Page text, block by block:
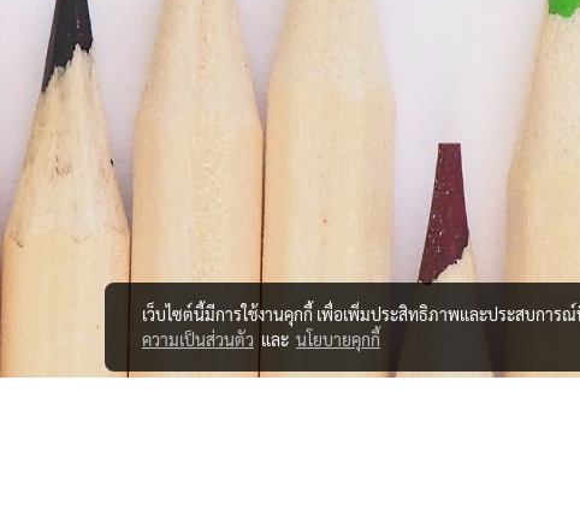
เว็บไซต์นี้มีการใช้งานคุกกี้ เพื่อเพิ่มประสิทธิภาพและประสบการ
ความเป็นส่วนตัว และ นโยบายคุกกี้